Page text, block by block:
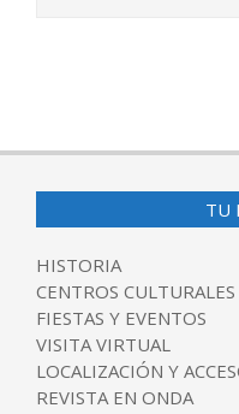
10-
TU
HISTORIA
CENTROS CULTURALES
FIESTAS Y EVENTOS
VISITA VIRTUAL
LOCALIZACIÓN Y
REVISTA EN ONDA